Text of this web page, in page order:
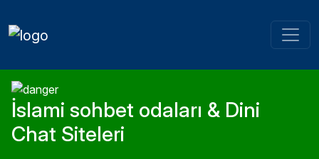
İslami sohbet odaları & Dini
Chat Siteleri